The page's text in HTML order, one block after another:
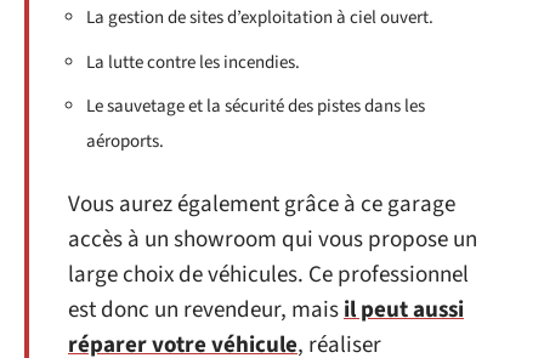
La gestion de sites d’exploitation à ciel ouvert.
La lutte contre les incendies.
Le sauvetage et la sécurité des pistes dans les
aéroports.
Vous aurez également grâce à ce garage
accès à un showroom qui vous propose un
large choix de véhicules. Ce professionnel
est donc un revendeur, maisil peut aussi
réparer votre véhicule, réaliser